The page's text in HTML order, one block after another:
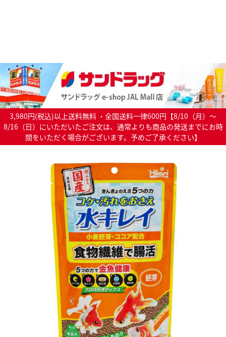
3,980円(税込)以上送料無料 ・全国送料一律600円【8/10（月）～
8/16（日）にいただいたご注文は、通常よりも商品の発送までにお時
間をいただく場合がございます。予めご了承ください】